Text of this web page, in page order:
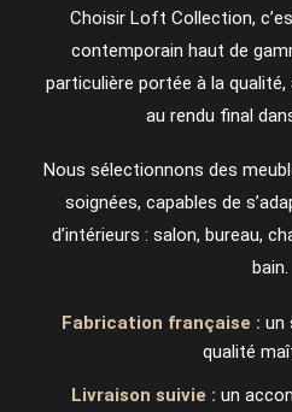
Choisir Loft Collection,
contemporain haut de
particulière portée à la
au rendu final
Nous sélectionnons des
soignées, capables de
d’intérieurs : salon, bureau,
bain.
Fabrication française : un
qualité
Livraison suivie : un